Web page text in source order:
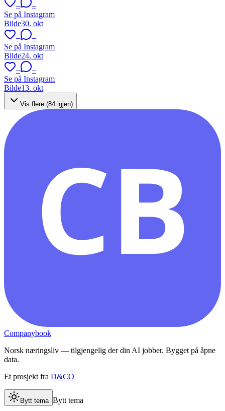
–
–
Se på Instagram
Bilde30. okt
–
–
Se på Instagram
Bilde24. okt
–
–
Se på Instagram
Bilde13. okt
Vis flere (84 igjen)
CB
Companybook
Norsk næringsliv — tilgjengelig der din AI jobber. Bygget på åpne
data.
Et prosjekt fra D&CO
Bytt tema Bytt tema